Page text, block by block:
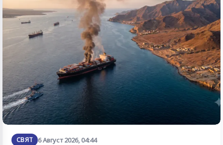
СВЯТ 6 Август 2026, 04:44